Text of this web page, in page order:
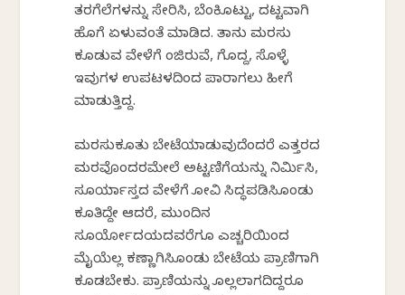
ತರಗೆಲೆಗಳನ್ನು ಸೇರಿಸಿ, ಬೆಂಕಿಕೊಟ್ಟು, ದಟ್ಟವಾಗಿ
ಹೊಗೆ ಏಳುವಂತೆ ಮಾಡಿದ. ತಾನು ಮರಸು
ಕೂಡುವ ವೇಳೆಗೆ ಕೆಂಜಿರುವೆ, ಗೊದ್ದ, ಸೊಳ್ಳೆ
ಇವುಗಳ ಉಪಟಳದಿಂದ ಪಾರಾಗಲು ಹೀಗೆ
ಮಾಡುತ್ತಿದ್ದ.
ಮರಸುಕೂತು ಬೇಟೆಯಾಡುವುದೆಂದರೆ ಎತ್ತರದ
ಮರವೊಂದರಮೇಲೆ ಅಟ್ಟಣಿಗೆಯನ್ನು ನಿರ್ಮಿಸಿ,
ಸೂರ್ಯಾಸ್ತದ ವೇಳೆಗೆ ಕೋವಿ ಸಿದ್ಧಪಡಿಸಿಕೊಂಡು
ಕೂತಿದ್ದೇ ಆದರೆ, ಮುಂದಿನ
ಸೂರ್ಯೋದಯದವರೆಗೂ ಎಚ್ಚರಿಕೆಯಿಂದ
ಮೈಯೆಲ್ಲ ಕಣ್ಣಾಗಿಸಿಕೊಂಡು ಬೇಟೆಯ ಪ್ರಾಣಿಗಾಗಿ
ಕೂಡಬೇಕು. ಪ್ರಾಣಿಯನ್ನು ಕೊಲ್ಲಲಾಗದಿದ್ದರೂ